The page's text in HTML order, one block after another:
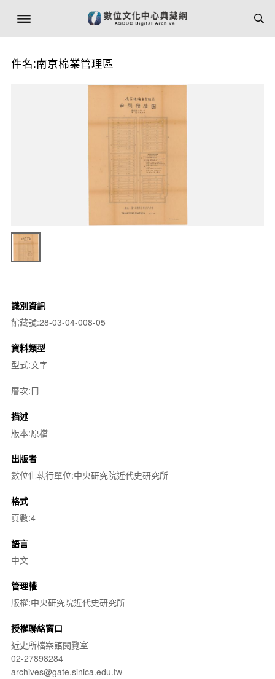
件名:南京棉業管理區
識別資訊
館藏號:28-03-04-008-05
資料類型
型式:文字
層次:冊
描述
版本:原檔
出版者
數位化執行單位:中央研究院近代史研究所
格式
頁數:4
語言
中文
管理權
版權:中央研究院近代史研究所
授權聯絡窗口
近史所檔案館閱覽室
02-27898284
archives@gate.sinica.edu.tw